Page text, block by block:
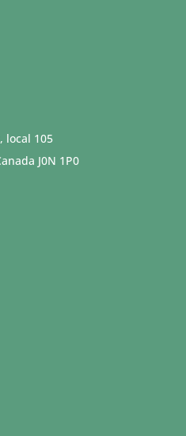
local 105
J0N 1P0